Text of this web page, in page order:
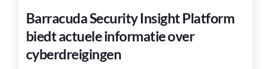
Barracuda Security Insight Platform
biedt actuele informatie over
cyberdreigingen